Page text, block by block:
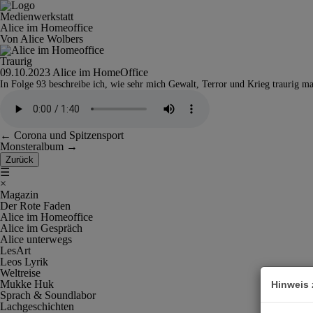
Medienwerkstatt
Alice im Homeoffice
Von Alice Wolbers
Traurig
09.10.2023 Alice im HomeOffice
In Folge 93 beschreibe ich, wie sehr mich Gewalt, Terror und Krieg traurig
← Corona und Spitzensport
Monsteralbum →
Zurück
☰
×
Magazin
Der Rote Faden
Alice im Homeoffice
Alice im Gespräch
Alice unterwegs
LesArt
Leos Lyrik
Weltreise
Mukke Huk
Sprach & Soundlabor
Lachgeschichten
Hinweis